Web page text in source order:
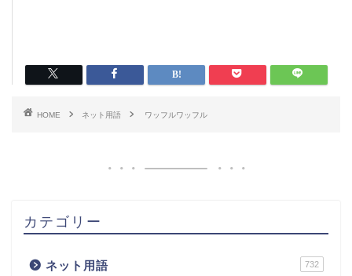
HOME ネット用語 ワッフルワッフル
カテゴリー
ネット用語 732